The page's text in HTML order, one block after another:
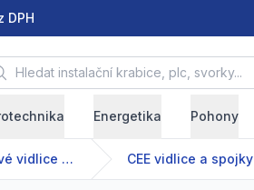
DPH
instalační krabice, plc, svorky...
Energetika Pohony
Průmyslové vidlice a zásuvky CEE vidlice a spojky